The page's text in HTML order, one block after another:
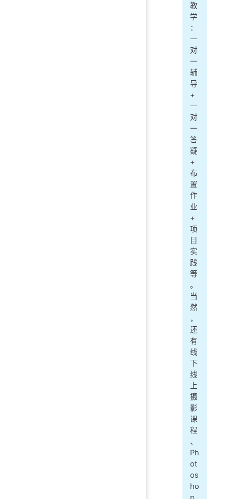
教
学
：
一
对
一
辅
导
+
一
对
一
答
疑
+
布
置
作
业
+
项
目
实
践
等
。
当
然
，
还
有
线
下
线
上
摄
影
课
程
、
Ph
ot
os
ho